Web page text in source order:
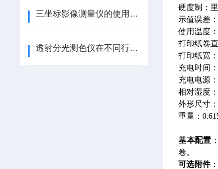
三坐标影像测量仪的使用方法与保养技巧
透射分光测色仪在不同行业中的具体应用分享
硬度制：
示值误差
使用温度
打印纸卷
打印纸宽
充电时间
充电电源
相对湿度
外形尺寸
重量：
基本配置
卷。
可选附件